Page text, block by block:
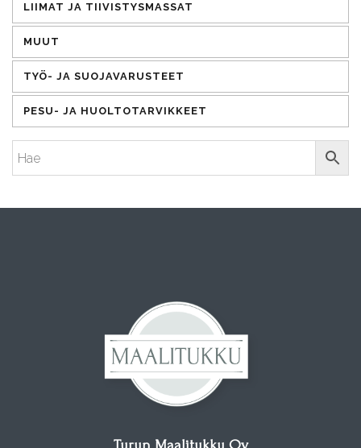
LIIMAT JA TIIVISTYSMASSAT
MUUT
TYÖ- JA SUOJAVARUSTEET
PESU- JA HUOLTOTARVIKKEET